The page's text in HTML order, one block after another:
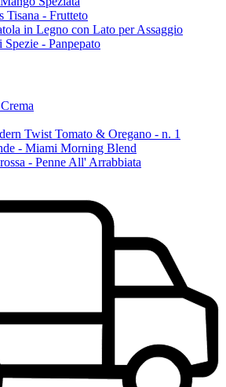
Tisana - Frutteto
in Legno con Lato per Assaggio
- Panpepato
Twist Tomato & Oregano - n. 1
- Miami Morning Blend
- Penne All' Arrabbiata